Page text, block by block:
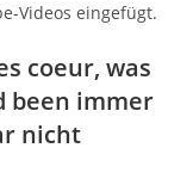
Videos eingefügt.
coeur, was
been immer
nicht